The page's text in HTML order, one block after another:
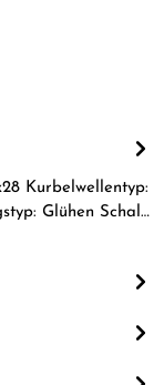
Kurbelwellentyp:
Glühen Schal…